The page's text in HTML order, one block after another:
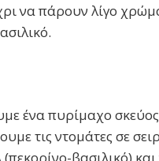
να πάρουν λίγο
ένα πυρίμαχο
τις ντομάτες σε